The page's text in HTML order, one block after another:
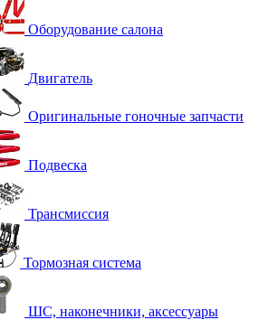
Оборудование салона
Двигатель
Оригинальные гоночные запчасти
Подвеска
Трансмиссия
Тормозная система
ШС, наконечники, аксессуары